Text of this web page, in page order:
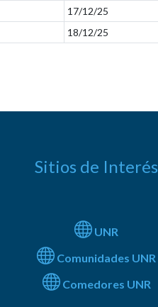
17/12/25
18/12/25
Sitios de Interés
UNR
Comunidades UNR
Comedores UNR